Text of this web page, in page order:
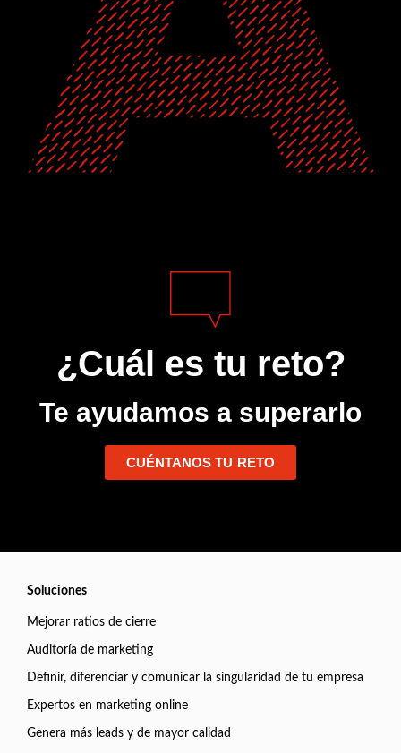
¿Cuál es tu reto?
Te ayudamos a superarlo
CUÉNTANOS TU RETO
Soluciones
Mejorar ratios de cierre
Auditoría de marketing
Definir, diferenciar y comunicar la singularidad de tu empresa
Expertos en marketing online
Genera más leads y de mayor calidad